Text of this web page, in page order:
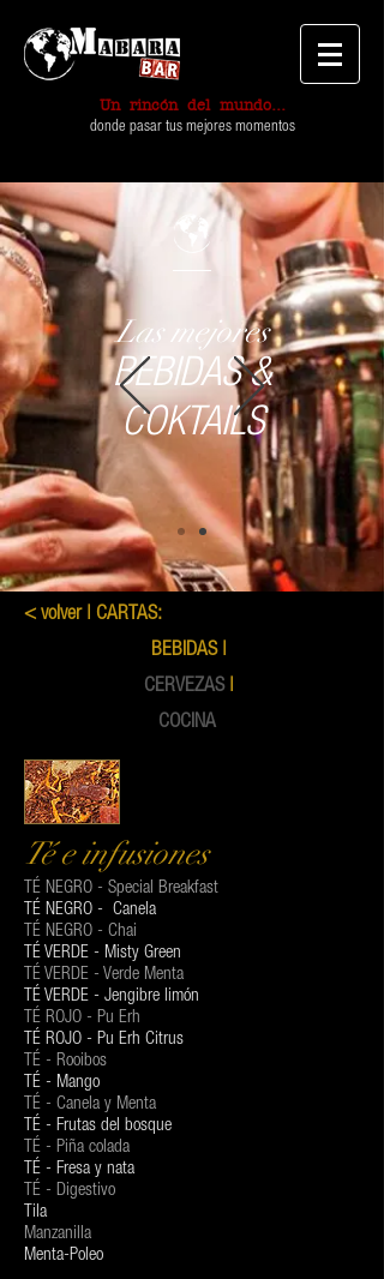
Un rincón del mundo...
donde pasar tus mejores momentos
Las mejores
BEBIDAS &
COKTAILS
< volver| CARTAS:
BEBIDAS |
CERVEZAS|
COCINA
Té e infusiones
TÉ NEGRO - Special Breakfast
TÉ NEGRO - Canela
TÉ NEGRO - Chai
TÉ VERDE - Misty Green
TÉ VERDE - Verde Menta
TÉ VERDE - Jengibre limón
TÉ ROJO - Pu Erh
TÉ ROJO - Pu Erh Citrus
TÉ - Rooibos
TÉ - Mango
TÉ - Canela y Menta
TÉ - Frutas del bosque
TÉ - Piña colada
TÉ - Fresa y nata
TÉ - Digestivo
Tila
Manzanilla
Menta-Poleo